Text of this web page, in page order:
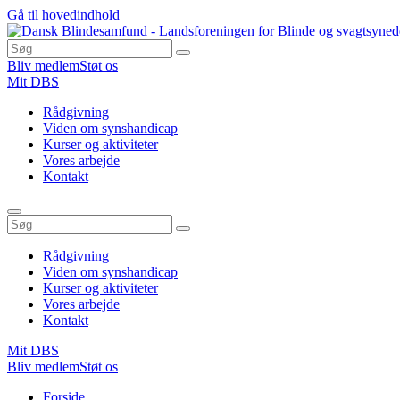
Gå til hovedindhold
Bliv medlemStøt os
Mit DBS
Rådgivning
Viden om synshandicap
Kurser og aktiviteter
Vores arbejde
Kontakt
Rådgivning
Viden om synshandicap
Kurser og aktiviteter
Vores arbejde
Kontakt
Mit DBS
Bliv medlemStøt os
Forside